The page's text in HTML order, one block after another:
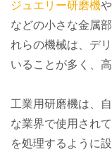
ジュエリー研磨機
などの小さな金属
れらの機械は、デ
いることが多く、
工業用研磨機は、
な業界で使用され
を処理するように